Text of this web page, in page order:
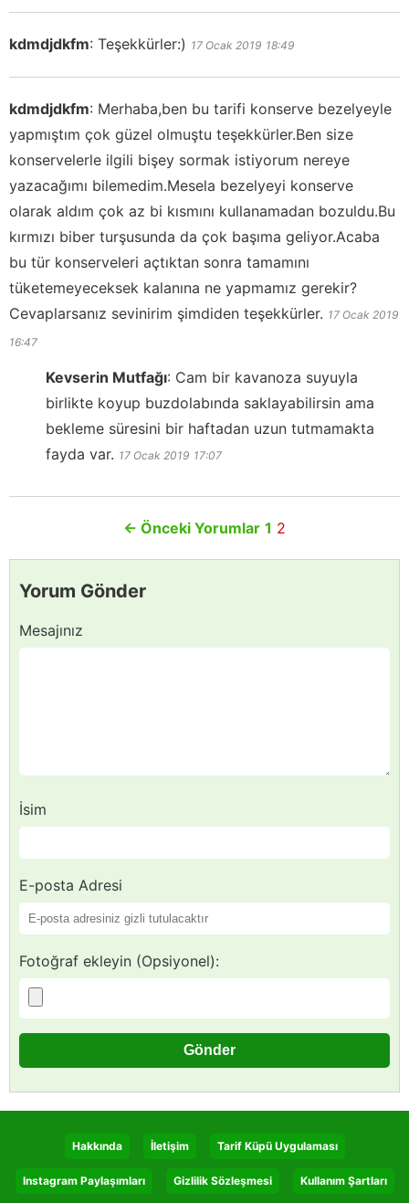
kdmdjdkfm: Teşekkürler:) 17 Ocak 2019 18:49
kdmdjdkfm: Merhaba,ben bu tarifi konserve bezelyeyle
yapmıştım çok güzel olmuştu teşekkürler.Ben size
konservelerle ilgili bişey sormak istiyorum nereye
yazacağımı bilemedim.Mesela bezelyeyi konserve
olarak aldım çok az bi kısmını kullanamadan bozuldu.Bu
kırmızı biber turşusunda da çok başıma geliyor.Acaba
bu tür konserveleri açtıktan sonra tamamını
tüketemeyeceksek kalanına ne yapmamız gerekir?
Cevaplarsanız sevinirim şimdiden teşekkürler. 17 Ocak 2019
16:47
Kevserin Mutfağı: Cam bir kavanoza suyuyla
birlikte koyup buzdolabında saklayabilirsin ama
bekleme süresini bir haftadan uzun tutmamakta
fayda var. 17 Ocak 2019 17:07
← Önceki Yorumlar 1 2
Yorum Gönder
Mesajınız
İsim
E-posta Adresi
Fotoğraf ekleyin (Opsiyonel):
Hakkında İletişim Tarif Küpü Uygulaması
Instagram Paylaşımları Gizlilik Sözleşmesi Kullanım Şartları